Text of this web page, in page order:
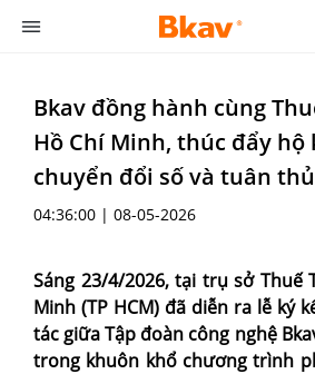
Bkav đồng hành cùng
Hồ Chí Minh, thúc đẩy hộ
chuyển đổi số và tuân
04:36:00 | 08-05-2026
Sáng 23/4/2026, tại trụ sở Thuế
Minh (TP HCM) đã diễn ra lễ ký
tác giữa Tập đoàn công nghệ
trong khuôn khổ chương trình